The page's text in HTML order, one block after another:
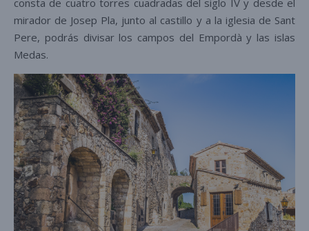
mirador de Josep Pla, junto al castillo y a la iglesia de Sant
Pere, podrás divisar los campos del Empordà y las islas
Medas.